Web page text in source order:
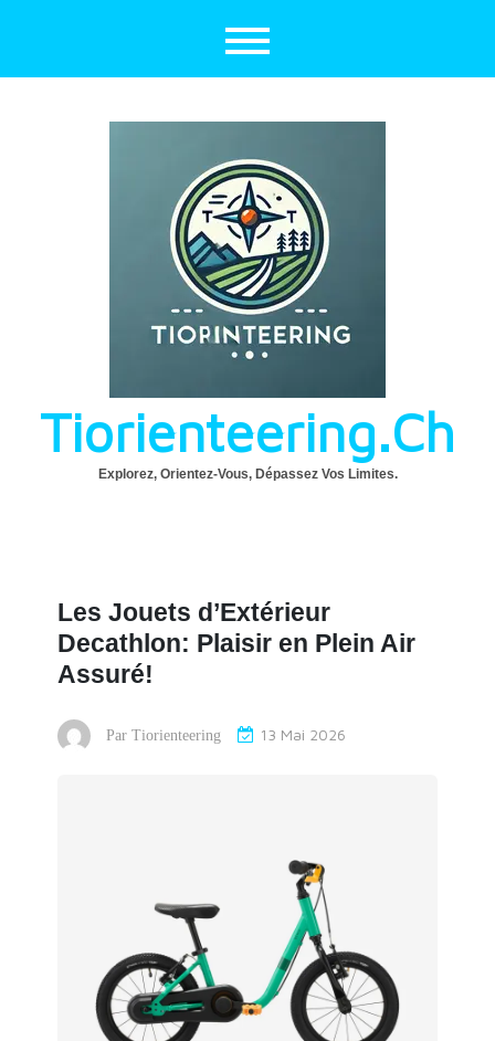
Tiorienteering.ch
Explorez, Orientez-Vous, Dépassez Vos Limites.
Les Jouets d’Extérieur
Decathlon: Plaisir en Plein Air
Assuré!
Par Tiorienteering 13 Mai 2026